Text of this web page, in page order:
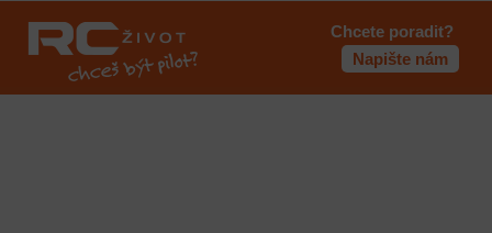
Chcete poradit?
Napište nám